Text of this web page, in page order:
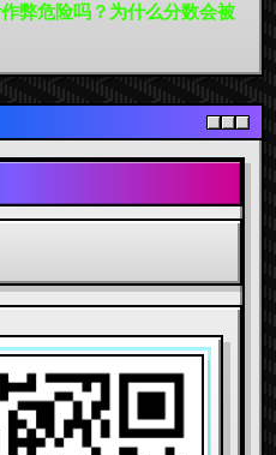
弊危险吗？为什么分数会被